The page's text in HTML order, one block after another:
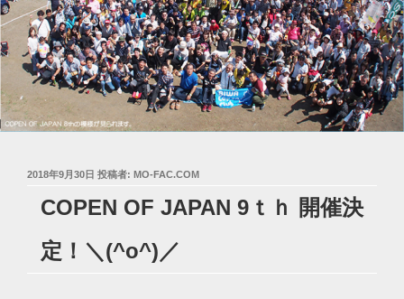
投
2018年9月30日 投稿者: MO-FAC.COM
COPEN OF JAPAN 9ｔｈ 開催決
定！＼(^o^)／